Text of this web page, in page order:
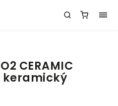
CERAMIC
- keramický